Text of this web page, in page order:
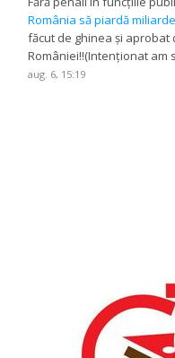
România să piardă
făcut de ghinea și aprobat
României!!(Intenționat am
aug. 6, 15:19